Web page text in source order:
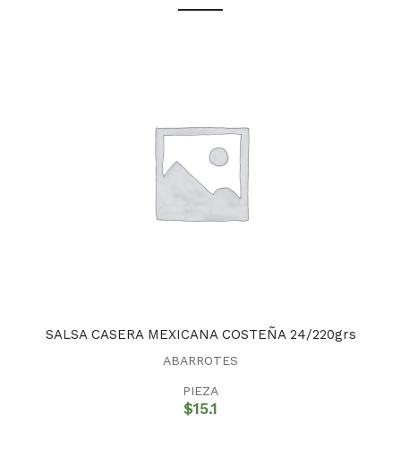
SALSA CASERA MEXICANA COSTEÑA 24/220grs
ABARROTES
PIEZA
$15.1